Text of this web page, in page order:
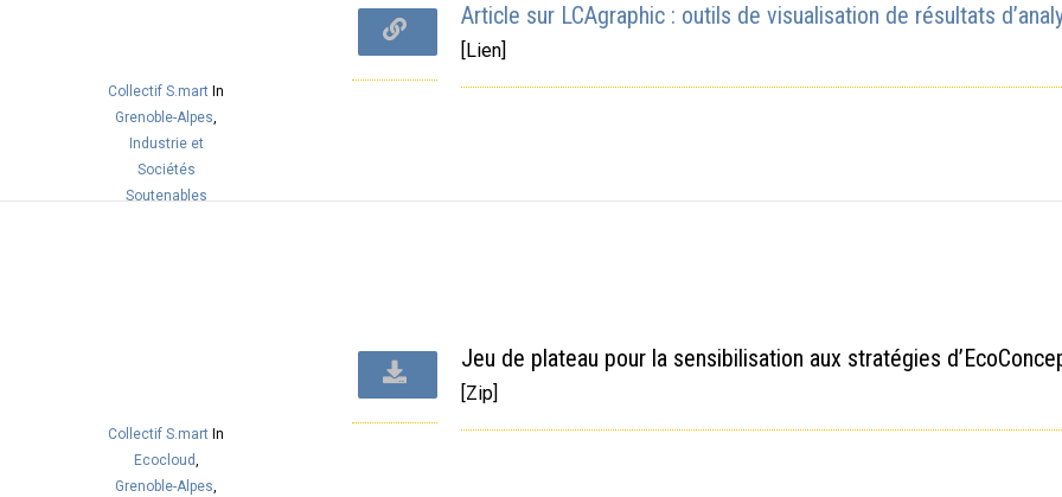
Collectif S.mart In
Grenoble-Alpes,
Industrie et
Sociétés
Soutenables
Article sur LCAgraphic : outils de visualisation de résultats
[Lien]
Collectif S.mart In
Ecocloud,
Grenoble-Alpes,
Jeu de plateau pour la sensibilisation aux stratégies
[Zip]